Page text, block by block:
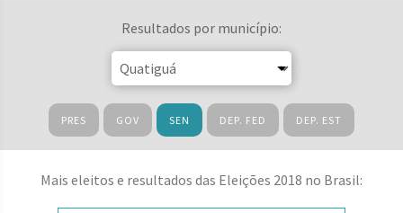
Resultados por município:
PRES GOV SEN DEP. FED DEP. EST
Mais eleitos e resultados das Eleições 2018 no Brasil: